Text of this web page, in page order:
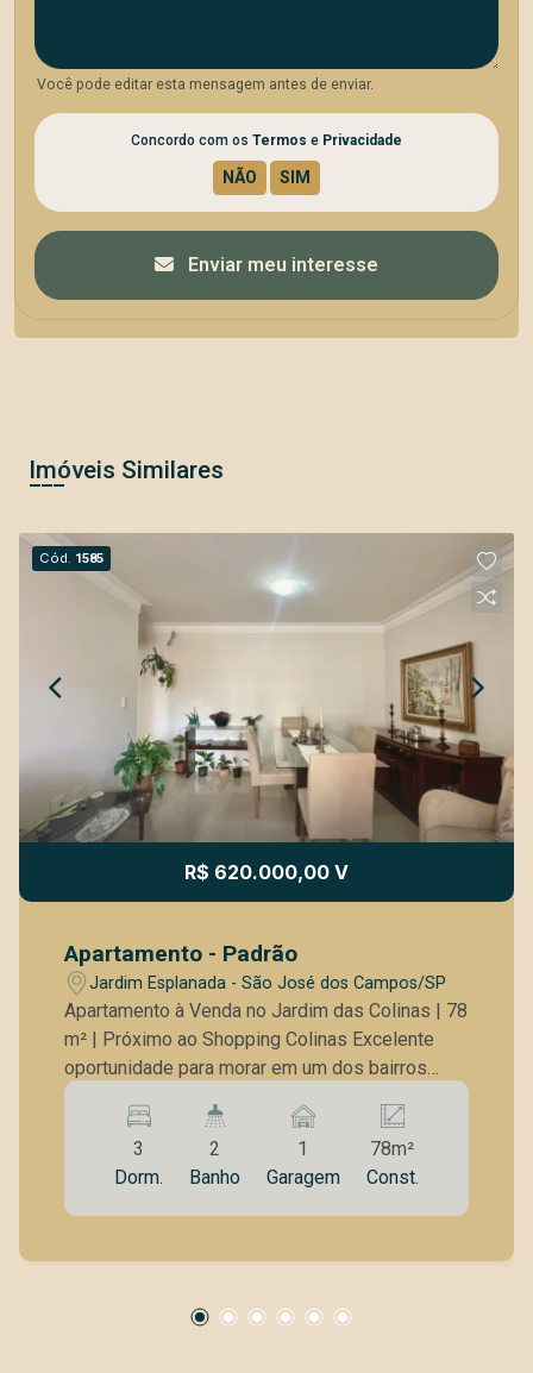
Você pode editar esta mensagem antes de enviar.
Concordo com os Termos e Privacidade
Enviar meu interesse
Imóveis Similares
Cód. 1585
R$ 620.000,00 V
Apartamento - Padrão
Jardim Esplanada - São José dos Campos/SP
Apartamento à Venda no Jardim das Colinas | 78
m² | Próximo ao Shopping Colinas Excelente
oportunidade para morar em um dos bairros
mais valorizados de São José dos Campos.
Este apartamento no Jardim das Colinas une
conforto, praticidade e localização estratégica.
Detalhes do imóvel: 78 m² de área privativa 3
dormitórios, sendo 1 suíte 2 banheiros Sala
com armários planejados Apartamento repleto
Ambientes bem distribuídos, ventilados e com
3
Dorm.
2
Banho
1
Garagem
78m²
Const.